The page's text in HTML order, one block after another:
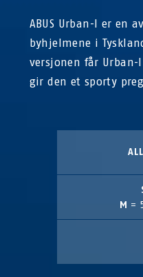
ABUS Urban-I er en
byhjelmene i
versjonen får Urban-
gir den et sporty
M =